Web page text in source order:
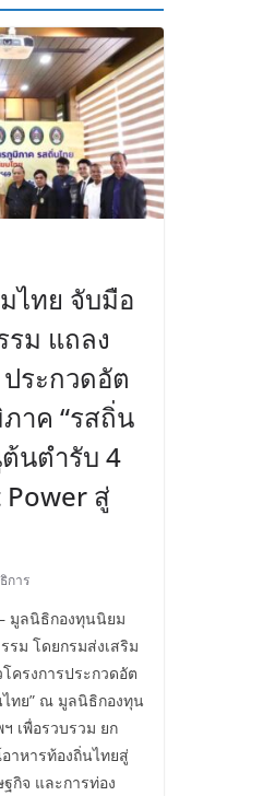
ไทย จับมือ
ม แถลง
ระกวดอัต
าค “รสถิ่น
นตำรับ 4
สู่
การ
มูลนิธิกองทุนนิยม
ม โดยกรมส่งเสริม
ครงการประกวดอัต
ทย” ณ มูลนิธิกองทุน
เพื่อรวบรวม ยก
าหารท้องถิ่นไทยสู่
กิจ และการท่อง